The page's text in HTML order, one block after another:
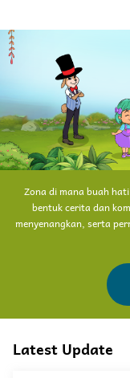
Zona di mana buah
bentuk cerita dan
menyenangkan, serta
Latest Update